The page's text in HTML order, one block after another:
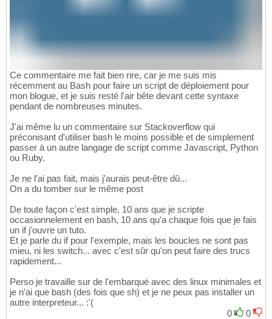
Ce commentaire me fait bien rire, car je me suis mis
récemment au Bash pour faire un script de déploiement pour
mon blogue, et je suis resté l'air bête devant cette syntaxe
pendant de nombreuses minutes.
J'ai même lu un commentaire sur Stackoverflow qui
préconisant d'utiliser bash le moins possible et de simplement
passer à un autre langage de script comme Javascript, Python
ou Ruby.
Je ne l'ai pas fait, mais j'aurais peut-être dû...
On a du tomber sur le même post
De toute façon c'est simple, 10 ans que je scripte
occasionnelement en bash, 10 ans qu'a chaque fois que je fais
un if j'ouvre un tuto.
Et je parle du if pour l'exemple, mais les boucles ne sont pas
mieu, ni les switch... avec c'est sûr qu'on peut faire des trucs
rapidement...
Perso je travaille sur de l'embarqué avec des linux minimales et
je n'ai que bash (des fois que sh) et je ne peux pas installer un
autre interpreteur... :'(
0
0